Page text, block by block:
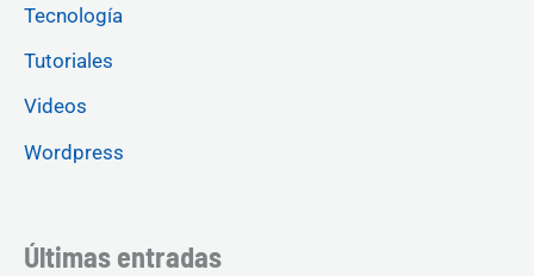
Tecnología
Tutoriales
Videos
Wordpress
Últimas entradas